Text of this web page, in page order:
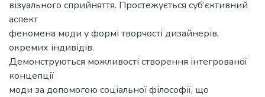
візуального сприйняття. Простежується суб’єктивний
аспект
феномена моди у формі творчості дизайнерів,
окремих індивідів.
Демонструються можливості створення інтегрованої
концепції
моди за допомогою соціальної філософії, що